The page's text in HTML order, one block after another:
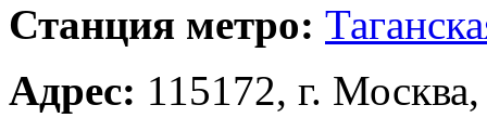
Станция метро:
Адрес: 115172, г.